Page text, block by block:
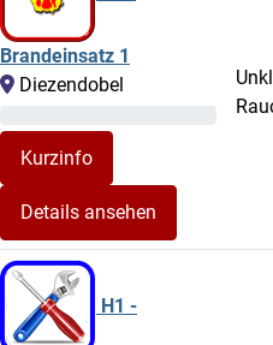
Brandeinsatz 1
Diezendobel
Details ansehen
H1 -